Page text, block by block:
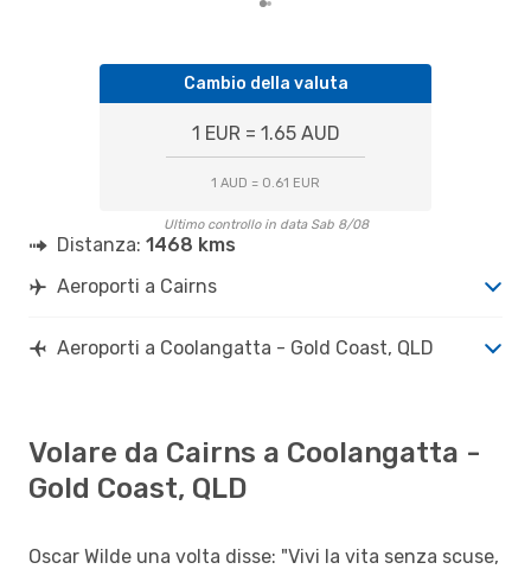
Cambio della valuta
1 EUR = 1.65 AUD
1 AUD = 0.61 EUR
Ultimo controllo in data Sab 8/08
Distanza: 1468 kms
Aeroporti a Cairns
Aeroporti a Coolangatta - Gold Coast, QLD
Volare da Cairns a Coolangatta -
Gold Coast, QLD
Oscar Wilde una volta disse: "Vivi la vita senza scuse,